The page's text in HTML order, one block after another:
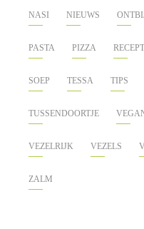
NASI NIEUWS
PASTA PIZZA RECEPT
SOEP TESSA TIPS
TUSSENDOORTJE
VEZELRIJK VEZELS
ZALM